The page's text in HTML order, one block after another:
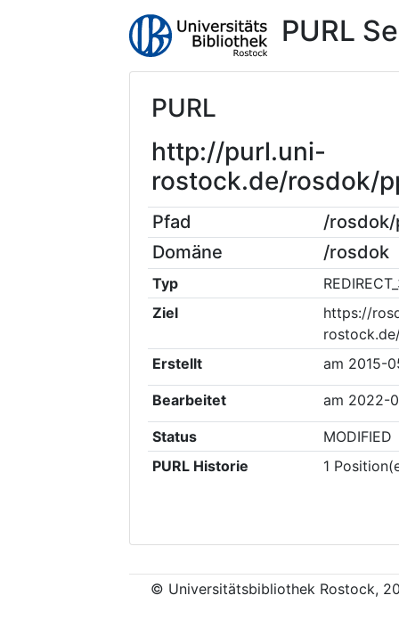
PURL
PURL
http://purl.uni-
rostock.de/rosdok/
Pfad
/
Domäne
/rosdok
Typ
Ziel
https://
Erstellt
am 2015-
Bearbeitet am 2022-
Status
MODIFIED
PURL Historie
1
© Universitätsbibliothek Rostock,